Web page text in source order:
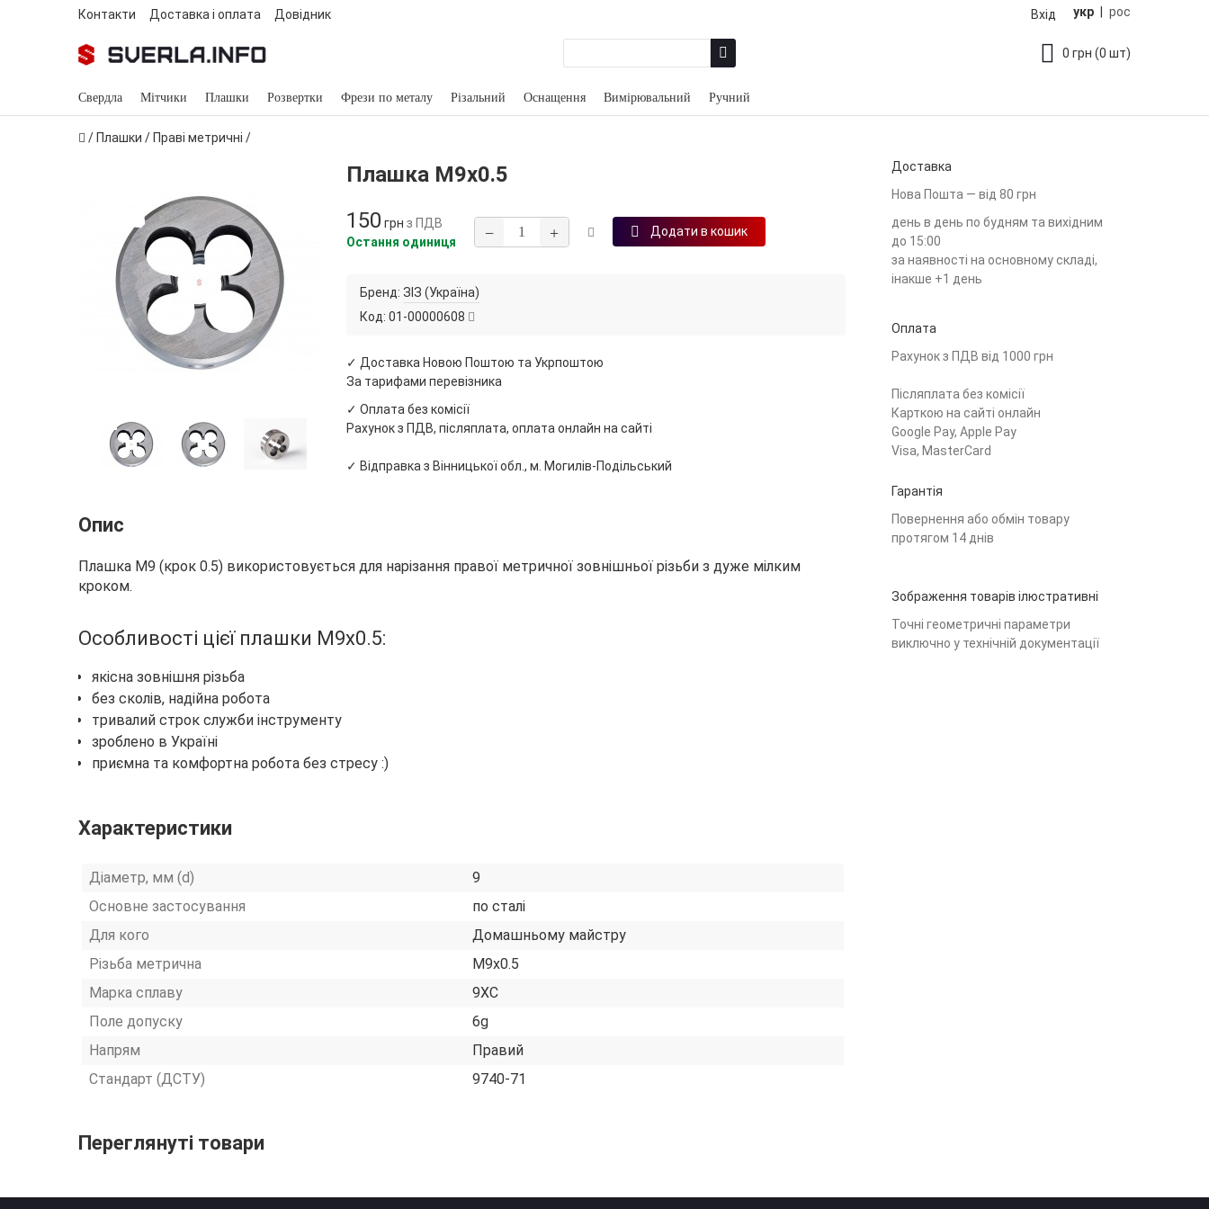
укр рос
Контакти Доставка і оплата Довідник Вхід
0 грн (0 шт)
Свердла Мітчики Плашки Розвертки Фрези по металу Різальний Оснащення Вимірювальний Ручний
/ Плашки / Праві метричні /
Плашка М9х0.5
150 грн з ПДВ
Остання одиниця
− + Додати в кошик
Бренд: ЗІЗ (Україна)
Код: 01-00000608
✓ Доставка Новою Поштою та Укрпоштою
За тарифами перевізника
✓ Оплата без комісії
Рахунок з ПДВ, післяплата, оплата онлайн на сайті
✓ Відправка з Вінницької обл., м. Могилів-Подільський
Опис
Плашка М9 (крок 0.5) використовується для нарізання правої метричної зовнішньої різьби з дуже мілким
кроком.
Особливості цієї плашки М9х0.5:
якісна зовнішня різьба
без сколів, надійна робота
тривалий строк служби інструменту
зроблено в Україні
приємна та комфортна робота без стресу :)
Характеристики
Діаметр, мм (d)
9
Основне застосування
по сталі
Для кого
Домашньому майстру
Різьба метрична
М9х0.5
Марка сплаву
9ХС
Поле допуску
6g
Напрям
Правий
Стандарт (ДСТУ)
9740-71
Переглянуті товари
Доставка
Нова Пошта — від 80 грн
день в день по будням та вихідним
до 15:00
за наявності на основному складі,
інакше +1 день
Оплата
Рахунок з ПДВ від 1000 грн
Післяплата без комісії
Карткою на сайті онлайн
Google Pay, Apple Pay
Visa, MasterCard
Гарантія
Повернення або обмін товару
протягом 14 днів
Зображення товарів ілюстративні
Точні геометричні параметри
виключно у технічній документації